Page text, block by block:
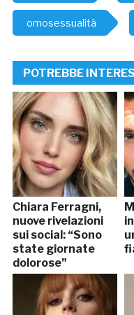
omosessualità
POTREBBE
Chiara Ferragni,
nuove rivelazioni
sui social: “Sono
state giornate
dolorose”